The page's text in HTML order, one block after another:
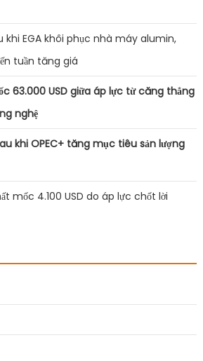
khi EGA khôi phục nhà máy alumin,
tuần tăng giá
63.000 USD giữa áp lực từ căng thẳng
nghệ
khi OPEC+ tăng mục tiêu sản lượng
mốc 4.100 USD do áp lực chốt lời